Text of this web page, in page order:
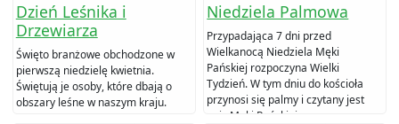
Dzień Leśnika i
Drzewiarza
Święto branżowe obchodzone w
pierwszą niedzielę kwietnia.
Świętują je osoby, które dbają o
obszary leśne w naszym kraju.
Niedziela Palmowa
Przypadająca 7 dni przed
Wielkanocą Niedziela Męki
Pańskiej rozpoczyna Wielki
Tydzień. W tym dniu do kościoła
przynosi się palmy i czytany jest
opis Męki Pańskiej.